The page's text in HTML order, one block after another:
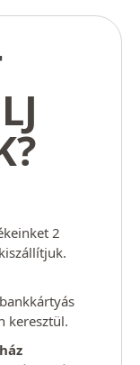
2
keresztül.